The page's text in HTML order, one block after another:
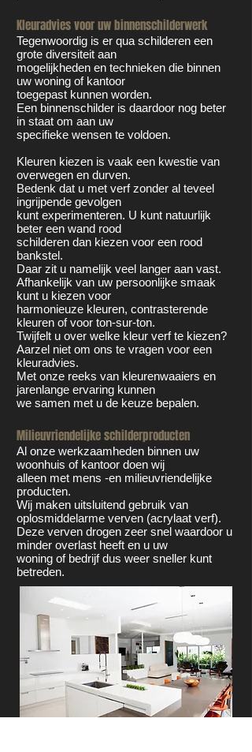
Kleuradvies voor uw binnenschilderwerk
Tegenwoordig is er qua schilderen een
grote diversiteit aan
mogelijkheden en technieken die binnen
uw woning of kantoor
toegepast kunnen worden.
Een binnenschilder is daardoor nog beter
in staat om aan uw
specifieke wensen te voldoen.
Kleuren kiezen is vaak een kwestie van
overwegen en durven.
Bedenk dat u met verf zonder al teveel
ingrijpende gevolgen
kunt experimenteren. U kunt natuurlijk
beter een wand rood
schilderen dan kiezen voor een rood
bankstel.
Daar zit u namelijk veel langer aan vast.
Afhankelijk van uw persoonlijke smaak
kunt u kiezen voor
harmonieuze kleuren, contrasterende
kleuren of voor ton-sur-ton.
Twijfelt u over welke kleur verf te kiezen?
Aarzel niet om ons te vragen voor een
kleuradvies.
Met onze reeks van kleurenwaaiers en
jarenlange ervaring kunnen
we samen met u de keuze bepalen.
Milieuvriendelijke schilderproducten
Al onze werkzaamheden binnen uw
woonhuis of kantoor doen wij
alleen met mens -en milieuvriendelijke
producten.
Wij maken uitsluitend gebruik van
oplosmiddelarme verven (acrylaat verf).
Deze verven drogen zeer snel waardoor u
minder overlast heeft en u uw
woning of bedrijf dus weer sneller kunt
betreden.